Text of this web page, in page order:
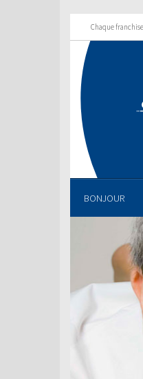
Chaque
BONJOUR